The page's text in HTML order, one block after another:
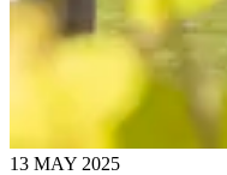
13 MAY 2025